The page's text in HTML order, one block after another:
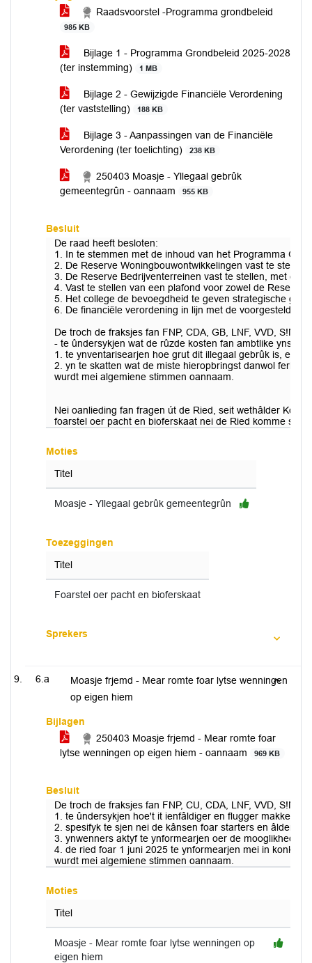
Raadsvoorstel -Programma grondbeleid
985 KB
Bijlage 1 - Programma Grondbeleid 2025-2028
(ter instemming)
1 MB
Bijlage 2 - Gewijzigde Financiële Verordening
(ter vaststelling)
188 KB
Bijlage 3 - Aanpassingen van de Financiële
Verordening (ter toelichting)
238 KB
250403 Moasje - Yllegaal gebrûk
gemeentegrûn - oannaam
955 KB
Besluit
De raad heeft besloten:
1. In te stemmen met de inhoud van het Programma
2. De Reserve Woningbouwontwikkelingen vast te
3. De Reserve Bedrijventerreinen vast te stellen, met een
4. Vast te stellen van een plafond voor zowel de
5. Het college de bevoegdheid te geven strategische
6. De financiële verordening in lijn met de voorgestelde
De troch de fraksjes fan FNP, CDA, GB, LNF, VVD, S!N
- te ûndersykjen wat de rûzde kosten fan ambtlike ynset
1. te ynventarisearjen hoe grut dit illegaal gebrûk is, en
2. yn te skatten wat de miste hieropbringst danwol
wurdt mei algemiene stimmen oannaam.
Nei oanlieding fan fragen út de Ried, seit wethâlder
foarstel oer pacht en bioferskaat nei de Ried komme sil.
Moties
Titel
Moasje - Yllegaal gebrûk gemeentegrûn
Toezeggingen
Titel
Foarstel oer pacht en bioferskaat
Sprekers
6.a
Moasje frjemd - Mear romte foar lytse wenningen
op eigen hiem
Bijlagen
250403 Moasje frjemd - Mear romte foar
lytse wenningen op eigen hiem - oannaam
969 KB
Besluit
De troch de fraksjes fan FNP, CU, CDA, LNF, VVD, S!N,
1. te ûndersykjen hoe't it ienfâldiger en flugger makke
2. spesifyk te sjen nei de kânsen foar starters en
3. ynwenners aktyf te ynformearjen oer de
4. de ried foar 1 juni 2025 te ynformearjen mei in
wurdt mei algemiene stimmen oannaam.
Moties
Titel
Moasje - Mear romte foar lytse wenningen op
eigen hiem